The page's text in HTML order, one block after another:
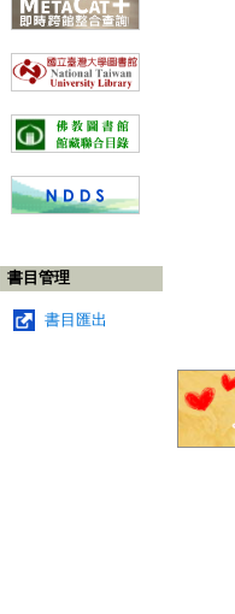
書目管理
書目匯出